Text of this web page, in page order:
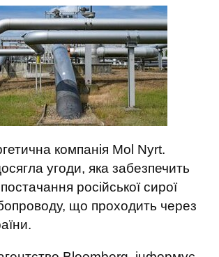
компанія Mol Nyrt.
угоди, яка забезпечить
російської сирої
що проходить через